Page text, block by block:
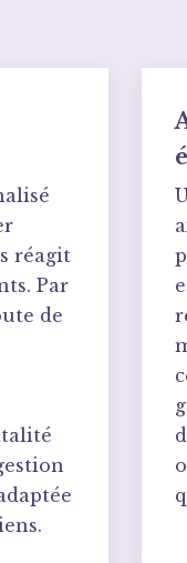
réagit
Par
de